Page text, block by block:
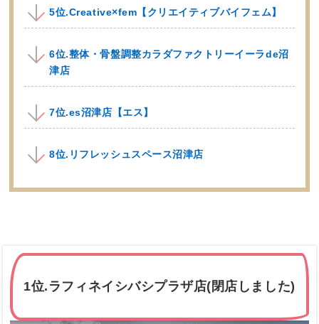
5位.Creative×fem【クリエイティブバイフェム】
6位.整体・骨盤調整カラダファクトリーイーラde沼
津店
7位.es沼津店【エス】
8位.リフレッシュスペース沼津店
1位.ラフィネイシバシプラザ店(閉店しました)